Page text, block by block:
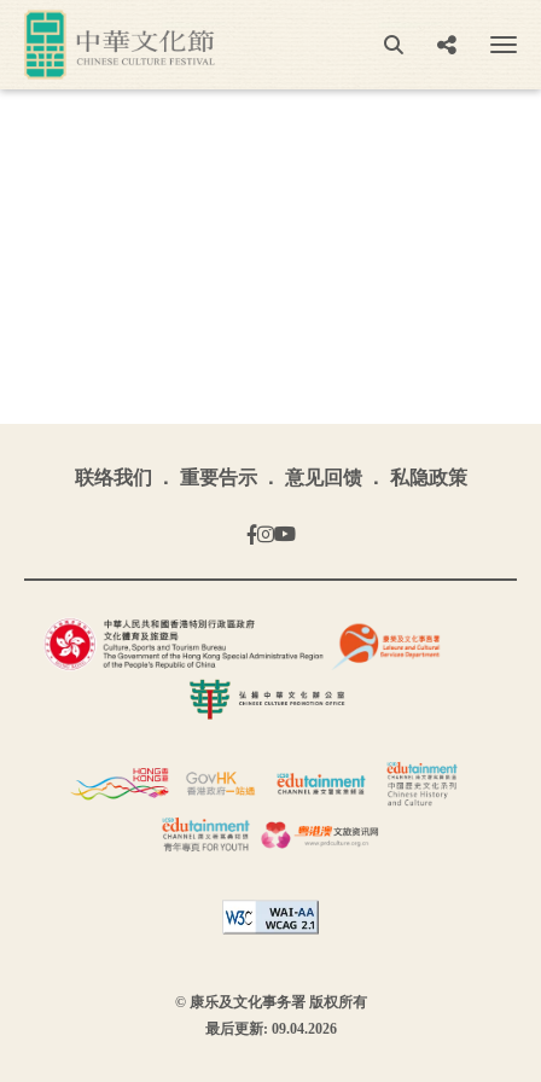
联络我们 重要告示 意见回馈 私隐政策
© 康乐及文化事务署 版权所有
最后更新: 09.04.2026